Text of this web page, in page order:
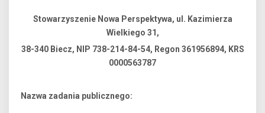
Stowarzyszenie Nowa Perspektywa, ul. Kazimierza
Wielkiego 31,
38-340 Biecz, NIP 738-214-84-54, Regon 361956894, KRS
0000563787
Nazwa zadania publicznego: